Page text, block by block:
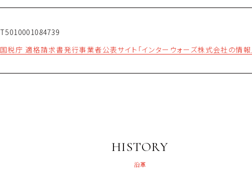
国税庁 適格請求書発行事業者公表サイト「インターウォーズ株式会社の情報
HISTORY
沿革